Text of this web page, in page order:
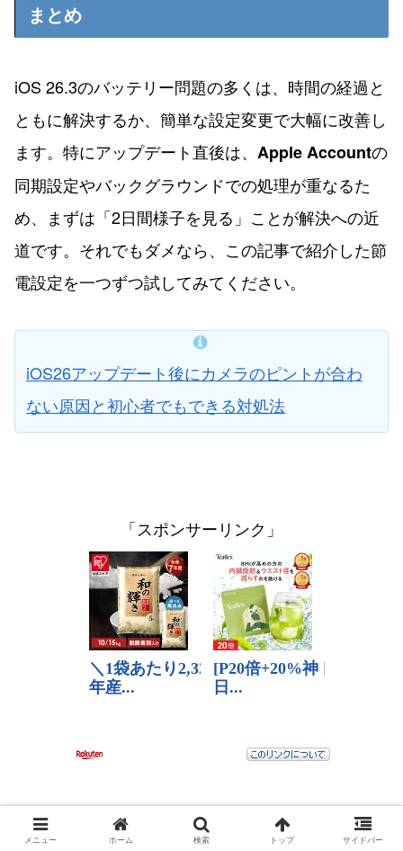
まとめ
iOS 26.3のバッテリー問題の多くは、時間の経過と
ともに解決するか、簡単な設定変更で大幅に改善し
ます。特にアップデート直後は、 Apple Accountの
同期設定やバックグラウンドでの処理が重なるた
め、まずは「2日間様子を見る」ことが解決への近
道です。それでもダメなら、この記事で紹介した節
電設定を一つずつ試してみてください。
iOS26アップデート後にカメラのピントが合わ
ない原因と初心者でもできる対処法
「スポンサーリンク」
［情報提供＆無料相談］
メニュー ホーム 検索 トップ サイドバー